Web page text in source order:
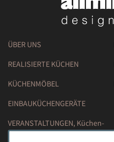
ÜBER UNS
REALISIERTE KÜCHEN
KÜCHENMÖBEL
EINBAUKÜCHENGERÄTE
VERANSTALTUNGEN, Küchen-
Hausmessen, Kochkurse....